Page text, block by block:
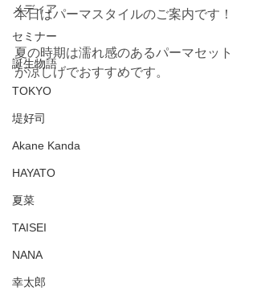
メディア
セミナー
誕生物語
TOKYO
堤好司
Akane Kanda
HAYATO
夏菜
TAISEI
NANA
幸太郎
本日はパーマスタイルのご案内です！
夏の時期は濡れ感のあるパーマセット
が涼しげでおすすめです。